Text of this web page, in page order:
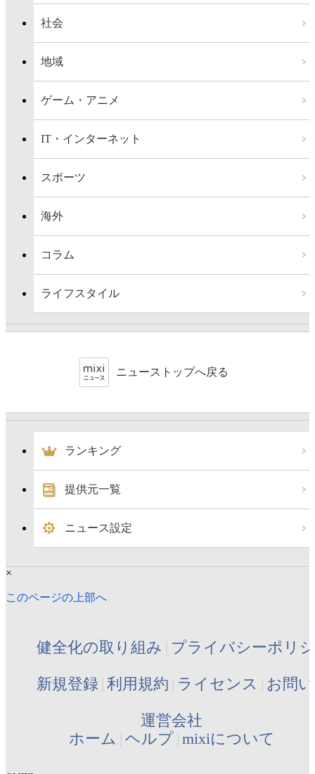
社会
地域
ゲーム・アニメ
IT・インターネット
スポーツ
海外
コラム
ライフスタイル
ニューストップへ戻る
ランキング
提供元一覧
ニュース設定
×
このページの上部へ
健全化の取り組み プライバシーポリ
新規登録 利用規約 ライセンス お問
運営会社
ホーム ヘルプ mixiについて